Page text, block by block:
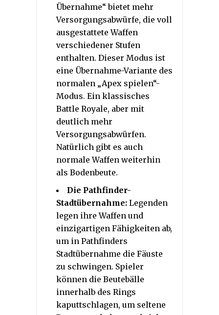
Übernahme“ bietet mehr
Versorgungsabwürfe, die voll
ausgestattete Waffen
verschiedener Stufen
enthalten. Dieser Modus ist
eine Übernahme-Variante des
normalen „Apex spielen“-
Modus. Ein klassisches
Battle Royale, aber mit
deutlich mehr
Versorgungsabwürfen.
Natürlich gibt es auch
normale Waffen weiterhin
als Bodenbeute.
Die Pathfinder-
Stadtübernahme: Legenden
legen ihre Waffen und
einzigartigen Fähigkeiten ab,
um in Pathfinders
Stadtübernahme die Fäuste
zu schwingen. Spieler
können die Beutebälle
innerhalb des Rings
kaputtschlagen, um seltene